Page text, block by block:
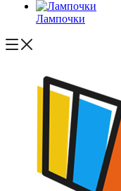
Лампочки